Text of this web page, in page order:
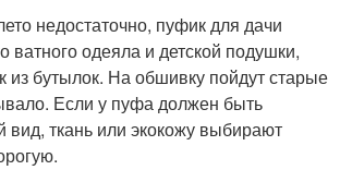
недостаточно, пуфик для дачи
ватного одеяла и детской подушки,
из бутылок. На обшивку пойдут старые
Если у пуфа должен быть
вид, ткань или экокожу выбирают